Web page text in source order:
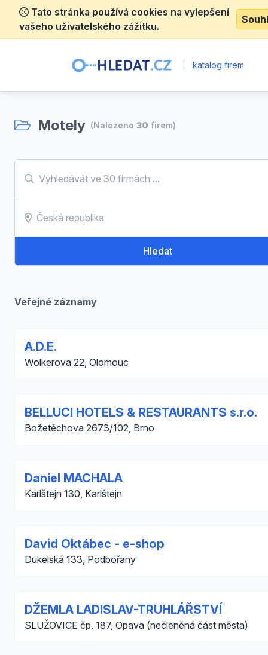
Tato stránka používá cookies na vylepšení
vašeho uživatelského zážitku.
katalog firem
Motely (Nalezeno 30 firem)
Hledat
Veřejné záznamy
A.D.E.
Wolkerova 22, Olomouc
BELLUCI HOTELS & RESTAURANTS s.r.o.
Božetěchova 2673/102, Brno
Daniel MACHALA
Karlštejn 130, Karlštejn
David Oktábec - e-shop
Dukelská 133, Podbořany
DŽEMLA LADISLAV-TRUHLÁŘSTVÍ
SLUŽOVICE čp. 187, Opava (nečleněná část města)